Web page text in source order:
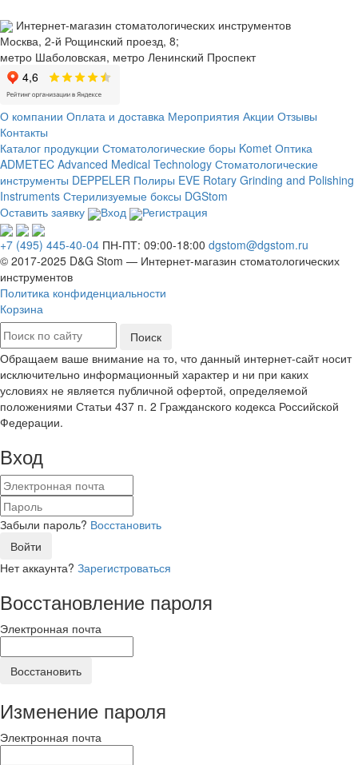
Интернет-магазин стоматологических инструментов
Москва, 2-й Рощинский проезд, 8;
метро Шаболовская, метро Ленинский Проспект
О компании Оплата и доставка Мероприятия Акции Отзывы
Контакты
Каталог продукции Стоматологические боры Komet Оптика
ADMETEC Advanced Medical Technology Стоматологические
инструменты DEPPELER Полиры EVE Rotary Grinding and Polishing
Instruments Стерилизуемые боксы DGStom
Оставить заявку
Вход Регистрация
+7 (495) 445-40-04 ПН-ПТ: 09:00-18:00 dgstom@dgstom.ru
© 2017-2025 D&G Stom — Интернет-магазин стоматологических
инструментов
Политика конфиденциальности
Корзина
Обращаем ваше внимание на то, что данный интернет-сайт носит
исключительно информационный характер и ни при каких
условиях не является публичной офертой, определяемой
положениями Статьи 437 п. 2 Гражданского кодекса Российской
Федерации.
Вход
Забыли пароль? Восстановить
Войти
Нет аккаунта? Зарегистроваться
Восстановление пароля
Электронная почта
Восстановить
Изменение пароля
Электронная почта